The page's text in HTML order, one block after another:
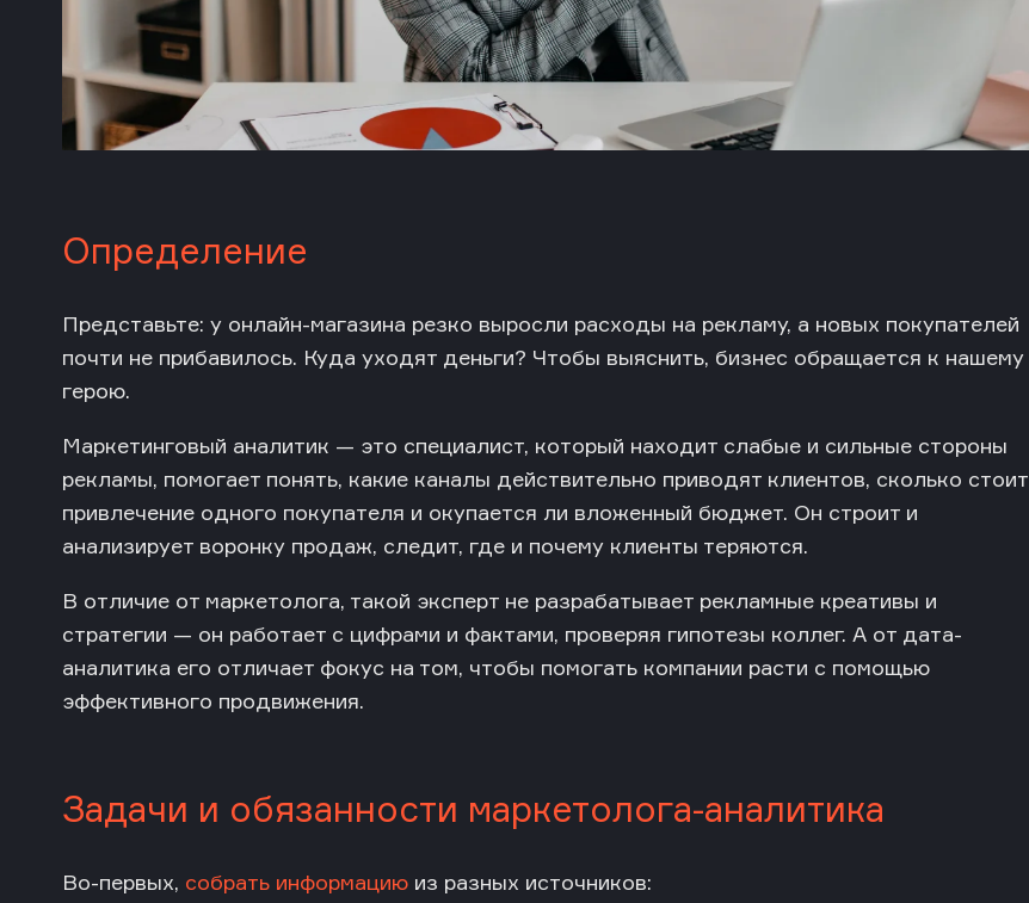
Определение
Представьте: у онлайн-магазина резко выросли расходы на рекламу, а новых покупателей
почти не прибавилось. Куда уходят деньги? Чтобы выяснить, бизнес обращается к нашему
герою.
Маркетинговый аналитик — это специалист, который находит слабые и сильные стороны
рекламы, помогает понять, какие каналы действительно приводят клиентов, сколько стоит
привлечение одного покупателя и окупается ли вложенный бюджет. Он строит и
анализирует воронку продаж, следит, где и почему клиенты теряются.
В отличие от маркетолога, такой эксперт не разрабатывает рекламные креативы и
стратегии — он работает с цифрами и фактами, проверяя гипотезы коллег. А от дата-
аналитика его отличает фокус на том, чтобы помогать компании расти с помощью
эффективного продвижения.
Задачи и обязанности маркетолога-аналитика
Во-первых, собрать информацию из разных источников: